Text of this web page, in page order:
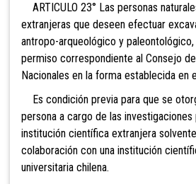
ARTICULO 23° Las personas
extranjeras que deseen efectuar
antropo-arqueológico y
permiso correspondiente al Consejo
Nacionales en la forma establecida en
Es condición previa para que se
persona a cargo de las
institución científica extranjera
colaboración con una institución
universitaria chilena.